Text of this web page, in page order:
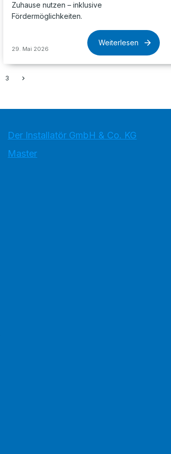
Zuhause nutzen – inklusive
Fördermöglichkeiten.
29. Mai 2026
Weiterlesen
3
Der Installatör GmbH & Co. KG
Master